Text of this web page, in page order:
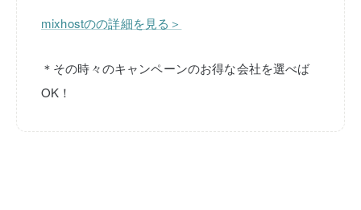
mixhostのの詳細を見る＞
＊その時々のキャンペーンのお得な会社を選べば
OK！